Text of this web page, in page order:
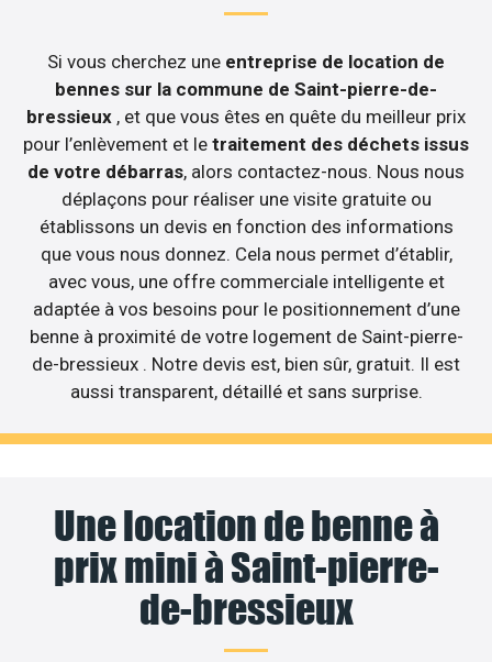
Si vous cherchez une entreprise de location de
bennes sur la commune de Saint-pierre-de-
bressieux , et que vous êtes en quête du meilleur prix
pour l’enlèvement et le traitement des déchets issus
de votre débarras, alors contactez-nous. Nous nous
déplaçons pour réaliser une visite gratuite ou
établissons un devis en fonction des informations
que vous nous donnez. Cela nous permet d’établir,
avec vous, une offre commerciale intelligente et
adaptée à vos besoins pour le positionnement d’une
benne à proximité de votre logement de Saint-pierre-
de-bressieux . Notre devis est, bien sûr, gratuit. Il est
aussi transparent, détaillé et sans surprise.
Une location de benne à
prix mini à Saint-pierre-
de-bressieux